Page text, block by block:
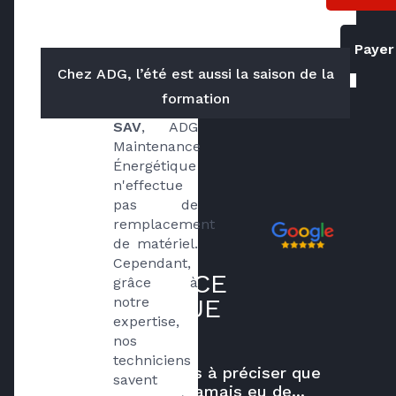
?
dans le
SAV, ADG
Maintenance
Énergétique
n'effectue
pas de
remplacement
de matériel.
Cependant,
grâce à
notre
expertise,
nos
techniciens
savent
Chez ADG, l’été est aussi la saison de la
formation
Avis clients
sur ADG
MAINTENANCE
ÉNERGÉTIQUE
Je tiens à préciser que
je n’ai jamais eu de...